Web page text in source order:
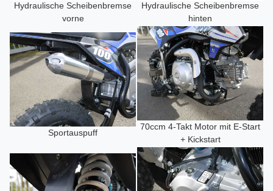
Hydraulische Scheibenbremse
vorne
Hydraulische Scheibenbremse
hinten
Sportauspuff
70ccm 4-Takt Motor mit E-Start
+ Kickstart